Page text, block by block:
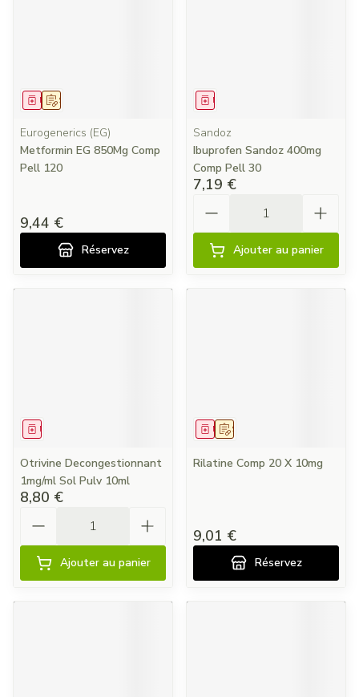
Sur prescription
Médicament
Eurogenerics (EG)
Metformin EG 850Mg Comp
Pell 120
9,44 €
Réservez
Médicament
Sandoz
Ibuprofen Sandoz 400mg
Comp Pell 30
7,19 €
Ajouter au panier
Médicament
Otrivine Decongestionnant
1mg/ml Sol Pulv 10ml
8,80 €
Ajouter au panier
Sur prescription
Médicament
Rilatine Comp 20 X 10mg
9,01 €
Réservez